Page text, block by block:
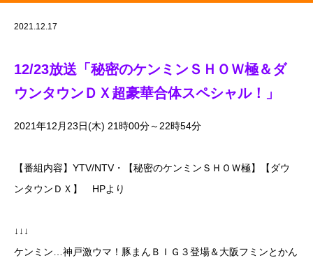
2021.12.17
12/23放送「秘密のケンミンＳＨＯＷ極＆ダ
ウンタウンＤＸ超豪華合体スペシャル！」
2021年12月23日(木) 21時00分～22時54分
【番組内容】YTV/NTV・【秘密のケンミンＳＨＯＷ極】【ダウ
ンタウンＤＸ】 HPより
↓↓↓
ケンミン…神戸激ウマ！豚まんＢＩＧ３登場＆大阪フミンとかん